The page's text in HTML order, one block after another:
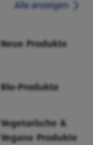
Alle anzeigen
Neue Produkte
Bio-Produkte
Vegetarische &
Vegane Produkte